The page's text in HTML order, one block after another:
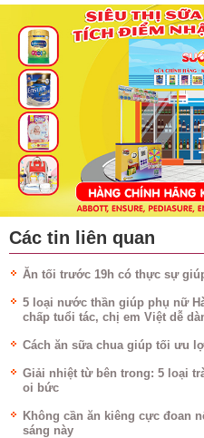
Các tin liên quan
Ăn tối trước 19h có thực sự
5 loại nước thần giúp phụ nữ
chấp tuổi tác, chị em Việt dễ
Cách ăn sữa chua giúp tối ưu
Giải nhiệt từ bên trong: 5 loại
oi bức
Không cần ăn kiêng cực đoan
sáng này